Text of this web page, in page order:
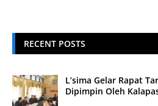
RECENT POSTS
L’sima Gelar Rapat
Dipimpin Oleh